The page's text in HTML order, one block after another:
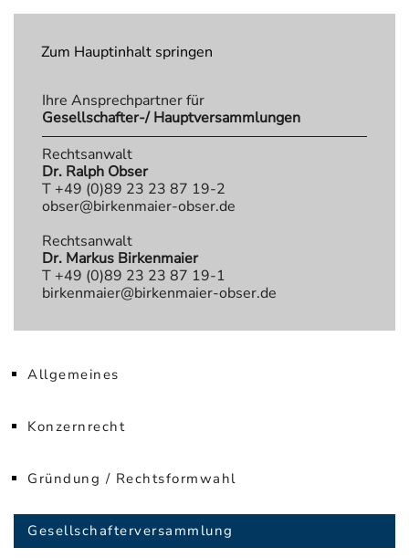
Zum Hauptinhalt springen
Ihre Ansprechpartner für
Gesellschafter-/ Hauptversammlungen
Rechtsanwalt
Dr. Ralph Obser
T +49 (0)89 23 23 87 19-2
obser@birkenmaier-obser.de
Rechtsanwalt
Dr. Markus Birkenmaier
T +49 (0)89 23 23 87 19-1
birkenmaier@birkenmaier-obser.de
Allgemeines
Konzernrecht
Gründung / Rechtsformwahl
Gesellschafterversammlung